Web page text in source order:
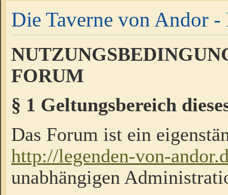
Die Taverne von Andor -
FORUM
§ 1 Geltungsbereich
Das Forum ist ein
http://legenden-von-
unabhängigen